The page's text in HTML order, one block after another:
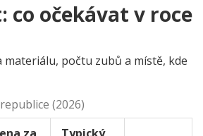
co očekávat v roce
materiálu, počtu zubů a místě, kde
(2026)